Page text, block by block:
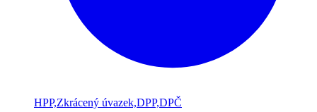
HPP,Zkrácený úvazek,DPP,DPČ